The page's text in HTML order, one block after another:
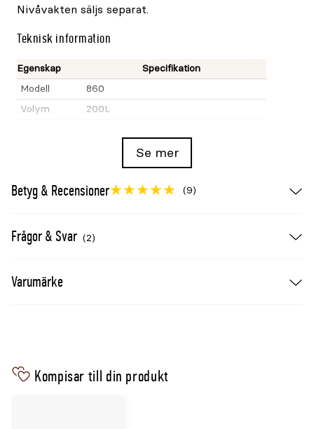
Nivåvakten säljs separat.
Teknisk information
Egenskap
Specifikation
Modell
860
Volym
200L
800x400x600mm
Vikt
10kg
Tillbehör
Nivåvakt Young Line till vattenkar modell 860
Se mer
Betyg & Recensioner (9)
Frågor & Svar (2)
Varumärke
Kompisar till din produkt